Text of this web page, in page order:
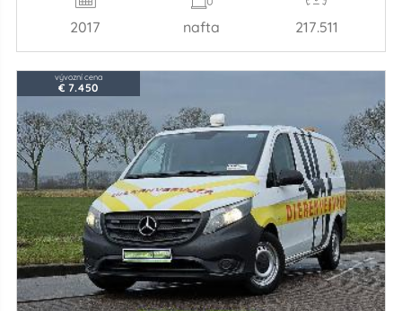
2017 nafta 217.511
vývozní cena
€ 7.450